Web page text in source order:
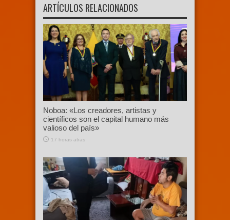
ARTÍCULOS RELACIONADOS
Noboa: «Los creadores, artistas y
científicos son el capital humano más
valioso del país»
17 horas atras